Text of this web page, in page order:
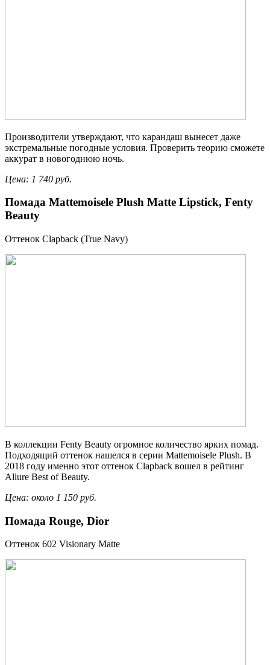
Производители утверждают, что карандаш вынесет даже
экстремальные погодные условия. Проверить теорию сможете
аккурат в новогоднюю ночь.
Цена: 1 740 руб.
Помада Mattemoisele Plush Matte Lipstick, Fenty
Beauty
Оттенок Clapback (True Navy)
В коллекции Fenty Beauty огромное количество ярких помад.
Подходящий оттенок нашелся в серии Mattemoisele Plush. В
2018 году именно этот оттенок Clapback вошел в рейтинг
Allure Best of Beauty.
Цена: около 1 150 руб.
Помада Rouge, Dior
Оттенок 602 Visionary Matte